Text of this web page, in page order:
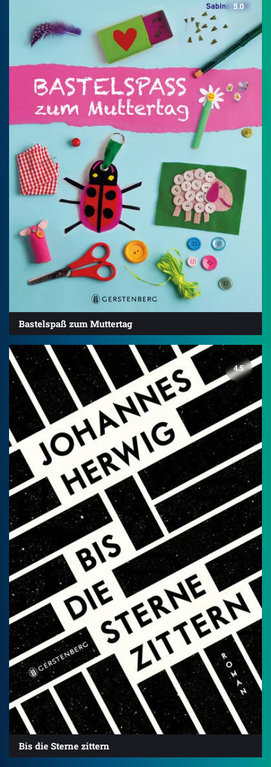
5.0
Bastelspaß zum Muttertag
4.5
Bis die Sterne zittern